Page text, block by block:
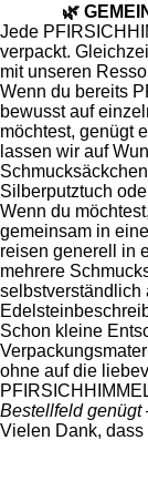
🌿
Jede
verpackt.
mit unseren
Wenn du bereits
bewusst auf
möchtest, genügt
lassen wir auf
Silberputztuch
Wenn du
gemeinsam in
reisen generell in
mehrere
selbstverständlich
Schon kleine
ohne auf die
Bestellfeld genügt
Vielen Dank, dass